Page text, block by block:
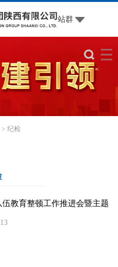
站群
> 纪检
教育整顿工作推进会暨主题